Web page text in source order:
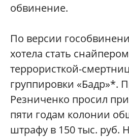
обвинение.
По версии
хотела стать
террористкой-
группировки «Бадр»*.
Резниченко просил
пяти годам колонии
штрафу в 150 тыс. руб.